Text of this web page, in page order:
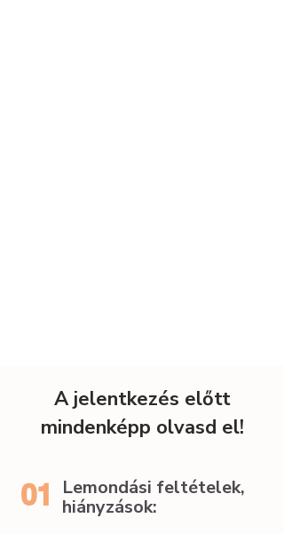
A jelentkezés előtt
mindenképp olvasd el!
01
Lemondási feltételek,
hiányzások: